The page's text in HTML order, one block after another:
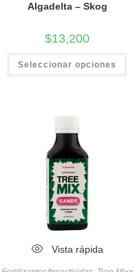
Algadelta – Skog
$13,200
Seleccionar opciones
Vista rápida